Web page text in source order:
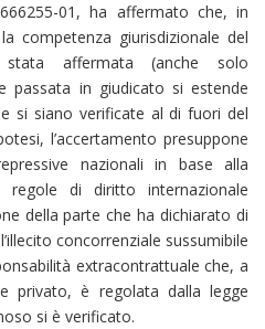
01, ha affermato che, in
competenza giurisdizionale del
affermata (anche solo
passata in giudicato si estende
si siano verificate al di fuori del
l’accertamento presuppone
nazionali in base alla
regole di diritto internazionale
della parte che ha dichiarato di
concorrenziale sussumibile
extracontrattuale che, a
privato, è regolata dalla legge
si è verificato.